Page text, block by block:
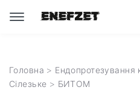
Головна > Ендопротезування
Сілезьке > БИТОМ